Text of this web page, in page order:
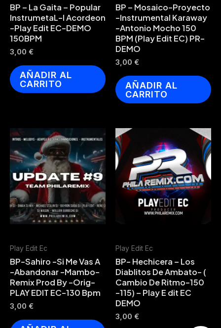
BP – La Gaita – Popular
InstrumetaL-l Acordeon
-Play Edit EC-DEMO
150BPM
3,00 €
AÑADIR AL
CARRITO
BP – Mosaico-Proyecto
-Instrumental Karaway
-Antonio Mocho 150
BPM (Play Edit EC) PR-
DEMO
3,00 €
AÑADIR AL
CARRITO
Play Edit Ec
BP-Sahiro -Si Me Vas A
-Abandonar -Mambo-
Remix Prod By -Orig-
PLAY EDIT EC-130 Bpm
3,00 €
Play Edit Ec
BP- Hechicera – Los
Diablitos De Ambato- (
Cambio De Ritmo-150
-115) – Play E dit EC
DEMO
3,00 €